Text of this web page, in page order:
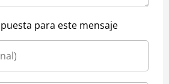
para este mensaje